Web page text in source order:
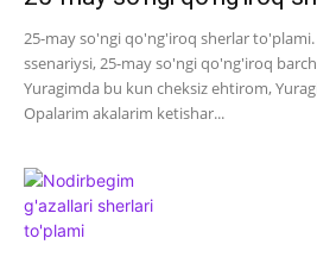
25-may so'ngi qo'ng'iroq sherlar
ssenariysi, 25-may so'ngi qo'ng'iroq
Yuragimda bu kun cheksiz ehtirom,
Opalarim akalarim ketishar...